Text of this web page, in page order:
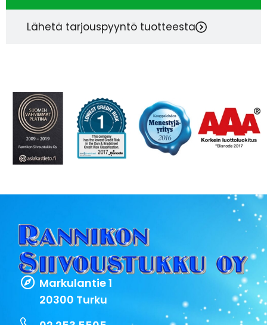
Lähetä tarjouspyyntö tuotteesta
Markulantie 1
20300 Turku